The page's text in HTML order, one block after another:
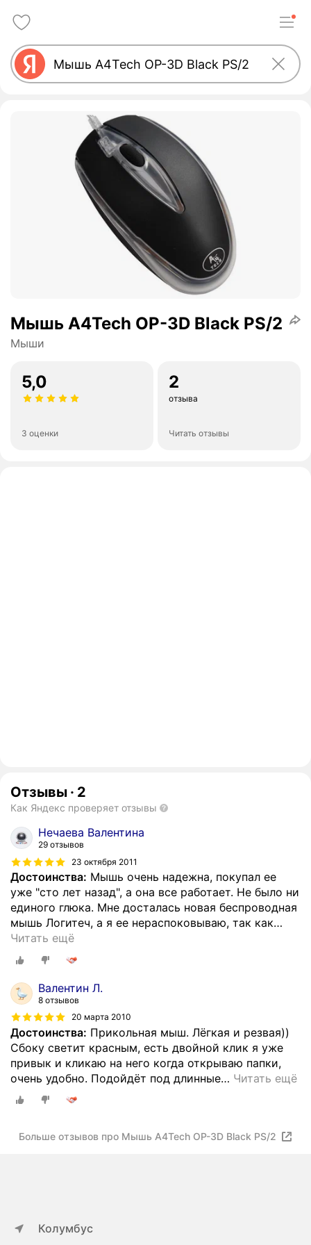
Мышь A4Tech OP-3D Black PS/2
Мыши
5,0
3 оценки
2
отзыва
Читать отзывы
Отзывы · 2
Как Яндекс проверяет отзывы
Нечаева Валентина
29 отзывов
23 октября 2011
Достоинства: Мышь очень надежна, покупал ее
уже "сто лет назад", а она все работает. Не было ни
единого глюка. Мне досталась новая беспроводная
мышь Логитеч, а я ее нераспоковываю, так как…
Читать ещё
Валентин Л.
8 отзывов
20 марта 2010
Достоинства: Прикольная мыш. Лёгкая и резвая))
Сбоку светит красным, есть двойной клик я уже
привык и кликаю на него когда открываю папки,
очень удобно. Подойдёт под длинные… Читать ещё
Больше отзывов про Мышь A4Tech OP-3D Black PS/2
Колумбус